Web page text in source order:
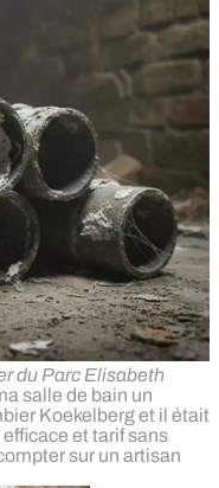
du Parc Elisabeth
salle de bain un
Koekelberg et il était
et tarif sans
sur un artisan